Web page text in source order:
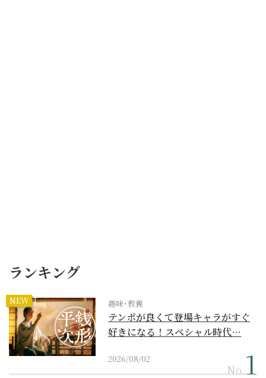
ランキング
NEW 趣味･教養
テンポが良くて登場キャラがすぐ
好きになる！スペシャル時代…
2026/08/02
No.